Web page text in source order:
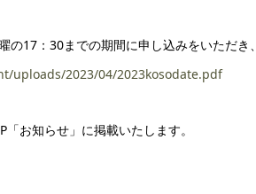
の17：30までの期間に申し込みをいただ
uploads/2023/04/2023kosodate.pdf
お知らせ」に掲載いたします。